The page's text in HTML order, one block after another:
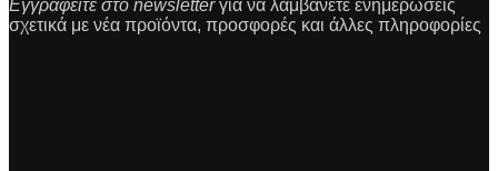
Εγγραφείτε στο newsletterγια να λαμβάνετε ενημερώσεις
σχετικά με νέα προϊόντα, προσφορές και άλλες πληροφορίες